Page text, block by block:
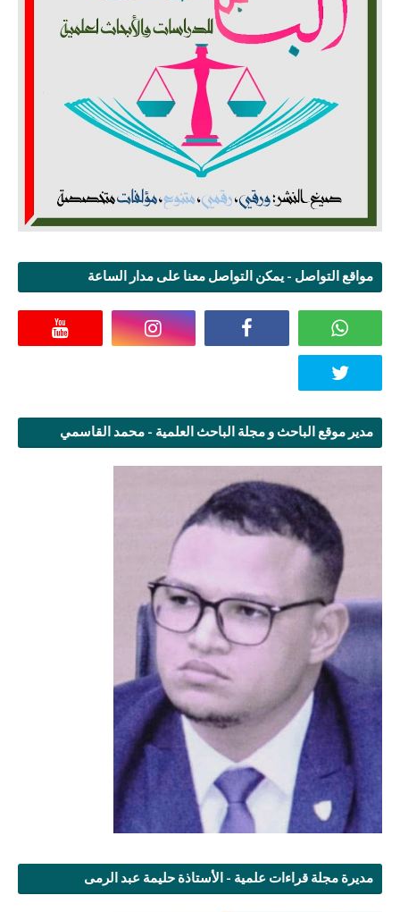
مواقع التواصل - يمكن التواصل معنا على مدار الساعة
مدير موقع الباحث و مجلة الباحث العلمية - محمد القاسمي
مديرة مجلة قراءات علمية - الأستاذة حليمة عبد الرمى